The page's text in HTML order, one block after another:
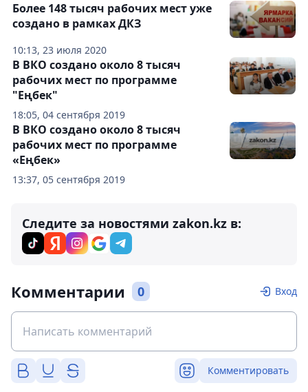
10:13, 23 июля 2020
Более 148 тысяч рабочих мест уже
создано в рамках ДКЗ
18:05, 04 сентября 2019
В ВКО создано около 8 тысяч
рабочих мест по программе
"Еңбек"
13:37, 05 сентября 2019
В ВКО создано около 8 тысяч
рабочих мест по программе
«Еңбек»
Следите за новостями zakon.kz в:
Комментарии 0 Вход
Комментировать